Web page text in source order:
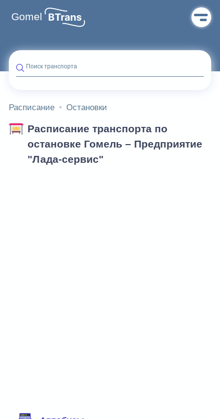
Gomel
Поиск транспорта
Расписание Остановки
Расписание транспорта по
остановке Гомель – Предприятие
"Лада-сервис"